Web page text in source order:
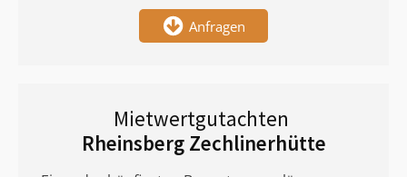
Anfragen
Mietwertgutachten
Rheinsberg Zechlinerhütte